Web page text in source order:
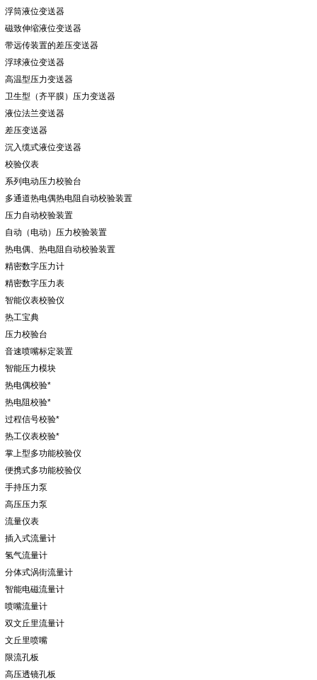
浮筒液位变送器
磁致伸缩液位变送器
带远传装置的差压变送器
浮球液位变送器
高温型压力变送器
卫生型（齐平膜）压力变送器
液位法兰变送器
差压变送器
沉入缆式液位变送器
校验仪表
系列电动压力校验台
多通道热电偶热电阻自动校验装置
压力自动校验装置
自动（电动）压力校验装置
热电偶、热电阻自动校验装置
精密数字压力计
精密数字压力表
智能仪表校验仪
热工宝典
压力校验台
音速喷嘴标定装置
智能压力模块
热电偶校验*
热电阻校验*
过程信号校验*
热工仪表校验*
掌上型多功能校验仪
便携式多功能校验仪
手持压力泵
高压压力泵
流量仪表
插入式流量计
氢气流量计
分体式涡街流量计
智能电磁流量计
喷嘴流量计
双文丘里流量计
文丘里喷嘴
限流孔板
高压透镜孔板